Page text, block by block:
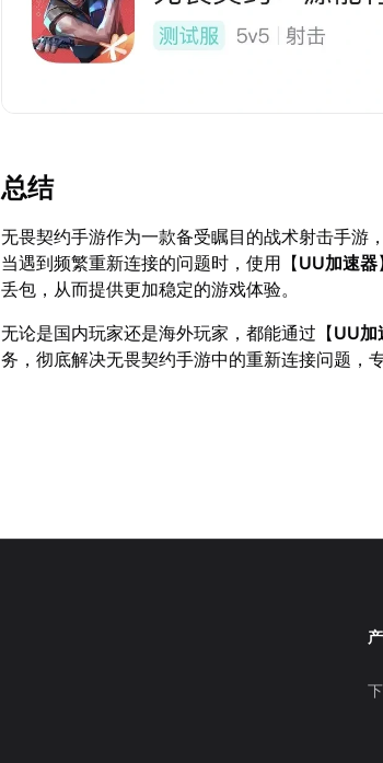
总结
无畏契约手游作为一款备受瞩目的战术射击手游
当遇到频繁重新连接的问题时，使用【UU加速器
丢包，从而提供更加稳定的游戏体验。
无论是国内玩家还是海外玩家，都能通过【UU加
务，彻底解决无畏契约手游中的重新连接问题，